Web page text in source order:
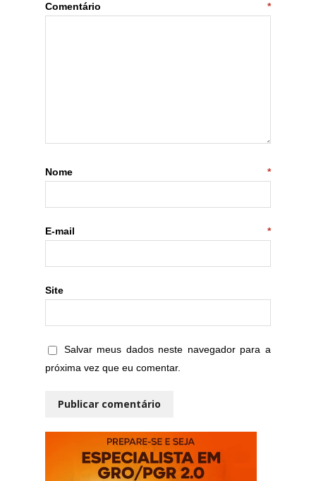
Comentário *
Nome *
E-mail *
Site
Salvar meus dados neste navegador para a
próxima vez que eu comentar.